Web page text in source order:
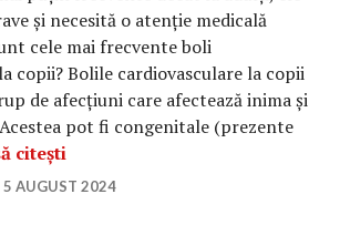
și necesită o atenție medicală
cele mai frecvente boli
copii? Bolile cardiovasculare la copii
de afecțiuni care afectează inima și
Acestea pot fi congenitale (prezente
citești
5 AUGUST 2024